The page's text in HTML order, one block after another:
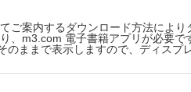
ついて
アドヒアランスの問題を学ぶ
）
ご案内するダウンロード方法により
、m3.com 電子書籍アプリが必要で
ままで表示しますので、ディスプ